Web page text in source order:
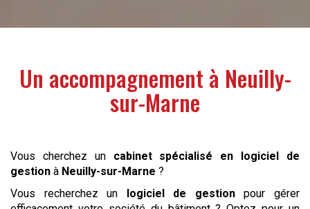
Un accompagnement à Neuilly-
sur-Marne
Vous cherchez un cabinet spécialisé en logiciel de
gestion à Neuilly-sur-Marne ?
Vous recherchez un
logiciel de gestionpour gérer